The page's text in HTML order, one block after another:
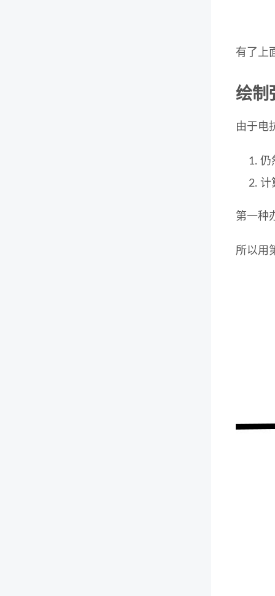
有了上
绘制
由于电
仍
计
第一种
所以用